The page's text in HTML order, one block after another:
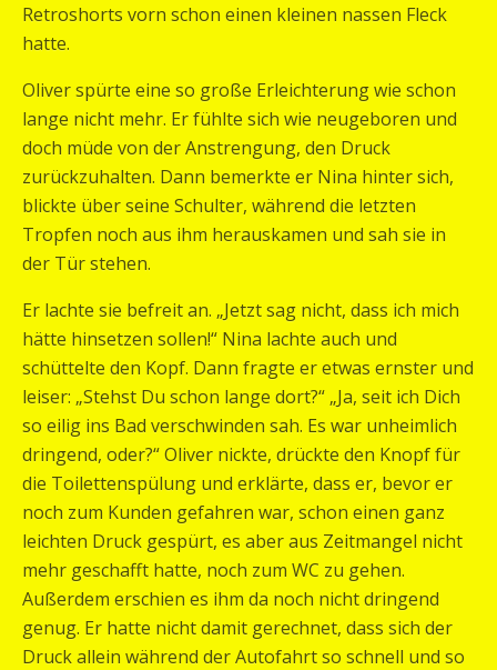
Retroshorts vorn schon einen kleinen nassen Fleck
hatte.
Oliver spürte eine so große Erleichterung wie schon
lange nicht mehr. Er fühlte sich wie neugeboren und
doch müde von der Anstrengung, den Druck
zurückzuhalten. Dann bemerkte er Nina hinter sich,
blickte über seine Schulter, während die letzten
Tropfen noch aus ihm herauskamen und sah sie in
der Tür stehen.
Er lachte sie befreit an. „Jetzt sag nicht, dass ich mich
hätte hinsetzen sollen!“ Nina lachte auch und
schüttelte den Kopf. Dann fragte er etwas ernster und
leiser: „Stehst Du schon lange dort?“ „Ja, seit ich Dich
so eilig ins Bad verschwinden sah. Es war unheimlich
dringend, oder?“ Oliver nickte, drückte den Knopf für
die Toilettenspülung und erklärte, dass er, bevor er
noch zum Kunden gefahren war, schon einen ganz
leichten Druck gespürt, es aber aus Zeitmangel nicht
mehr geschafft hatte, noch zum WC zu gehen.
Außerdem erschien es ihm da noch nicht dringend
genug. Er hatte nicht damit gerechnet, dass sich der
Druck allein während der Autofahrt so schnell und so